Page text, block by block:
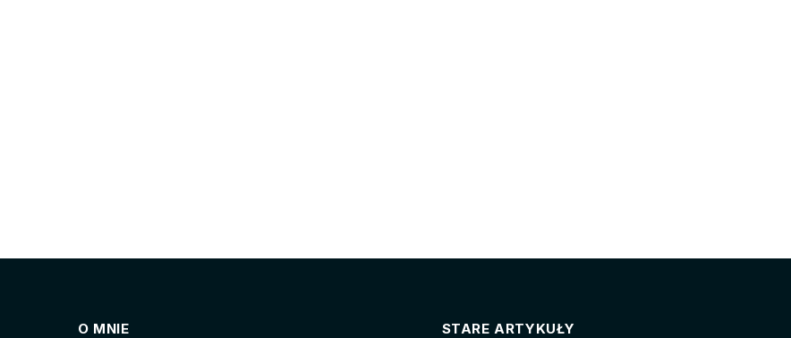
O MNIE STARE ARTYKUŁY